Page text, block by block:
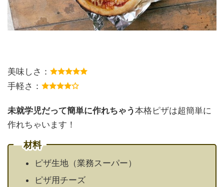
美味しさ：
手軽さ：
未就学児だって簡単に作れちゃう本格ピザは超簡単に
作れちゃいます！
材料
ピザ生地（業務スーパー）
ピザ用チーズ